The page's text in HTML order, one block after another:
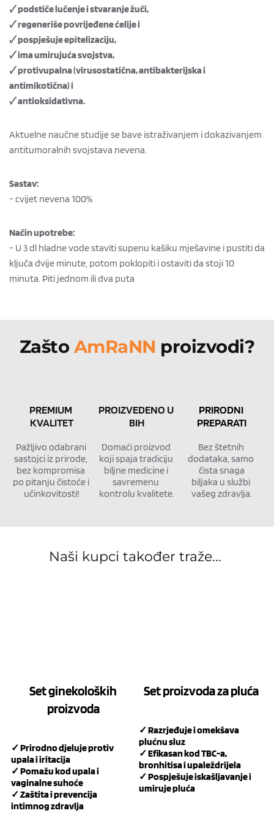
🗸 podstiče lučenje i stvaranje žuči,
🗸 regeneriše povrijeđene ćelije i
🗸 pospješuje epitelizaciju,
🗸 ima umirujuća svojstva,
🗸 protivupalna (virusostatična, antibakterijska i
antimikotična) i
🗸 antioksidativna.
Aktuelne naučne studije se bave istraživanjem i dokazivanjem
antitumoralnih svojstava nevena.
Sastav:
- cvijet nevena 100%
Način upotrebe:
- U 3 dl hladne vode staviti supenu kašiku mješavine i pustiti da
ključa dvije minute, potom poklopiti i ostaviti da stoji 10
minuta. Piti jednom ili dva puta
Zašto AmRaNN proizvodi?
PREMIUM
KVALITET
Pažljivo odabrani
sastojci iz prirode,
bez kompromisa
po pitanju čistoće i
učinkovitosti!
PROIZVEDENO U
BIH
Domaći proizvod
koji spaja tradiciju
biljne medicine i
savremenu
kontrolu kvalitete.
PRIRODNI
PREPARATI
Bez štetnih
dodataka, samo
čista snaga
biljaka u službi
vašeg zdravlja.
Naši kupci također traže...
Set ginekoloških
proizvoda
✓ Prirodno djeluje protiv
upala i iritacija
✓ Pomažu kod upala i
vaginalne suhoće
✓ Zaštita i prevencija
intimnog zdravlja
Set proizvoda za pluća
✓ Razrjeđuje i omekšava
plućnu sluz
✓ Efikasan kod TBC-a,
bronhitisa i upaleždrijela
✓ Pospješuje iskašljavanje i
umiruje pluća